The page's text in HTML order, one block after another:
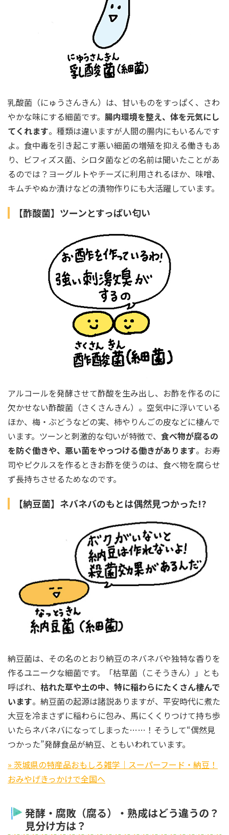
乳酸菌（にゅうさんきん）は、甘いものをすっぱく、さわ
やかな味にする細菌です。 腸内環境を整え、体を元気にし
てくれます。種類は違いますが人間の腸内にもいるんです
よ。食中毒を引き起こす悪い細菌の増殖を抑える働きもあ
り、ビフィズス菌、シロタ菌などの名前は聞いたことがあ
るのでは？ヨーグルトやチーズに利用されるほか、味噌、
キムチやぬか漬けなどの漬物作りにも大活躍しています。
【酢酸菌】ツーンとすっぱい匂い
アルコールを発酵させて酢酸を生み出し、お酢を作るのに
欠かせない酢酸菌（さくさんきん）。空気中に浮いている
ほか、梅・ぶどうなどの実、柿やりんごの皮などに棲んで
います。ツーンと刺激的な匂いが特徴で、 食べ物が腐るの
を防ぐ働きや、悪い菌をやっつける働きがあります。お寿
司やピクルスを作るときお酢を使うのは、食べ物を腐らせ
ず長持ちさせるためなのです。
【納豆菌】ネバネバのもとは偶然見つかった!?
納豆菌は、その名のとおり納豆のネバネバや独特な香りを
作るユニークな細菌です。「枯草菌（こそうきん）」とも
呼ばれ、 枯れた草や土の中、特に稲わらにたくさん棲んで
います。納豆菌の起源は諸説ありますが、平安時代に煮た
大豆を冷まさずに稲わらに包み、馬にくくりつけて持ち歩
いたらネバネバになってしまった……！そうして“偶然見
つかった”発酵食品が納豆、ともいわれています。
» 茨城県の特産品おもしろ雑学｜スーパーフード・納豆！
おみやげきっかけで全国へ
発酵・腐敗（腐る）・熟成はどう違うの？
見分け方は？